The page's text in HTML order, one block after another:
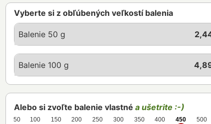
Vyberte si z obľúbených veľkostí balenia
Balenie 50 g
Balenie 100 g
Alebo si zvoľte balenie vlastné a ušetrite :-)
50 100 150 200 250 300 350 400 450 500